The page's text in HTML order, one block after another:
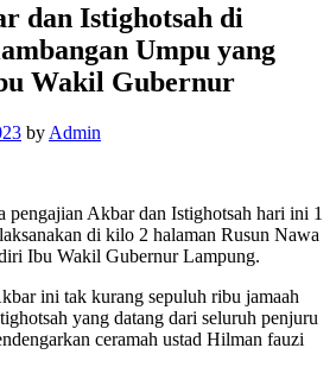
dan Istighotsah di
Umpu yang
Wakil Gubernur
by Admin
pengajian Akbar dan Istighotsah hari ini 1
di kilo 2 halaman Rusun Nawa
Ibu Wakil Gubernur Lampung.
ini tak kurang sepuluh ribu jamaah
yang datang dari seluruh penjuru
ceramah ustad Hilman fauzi